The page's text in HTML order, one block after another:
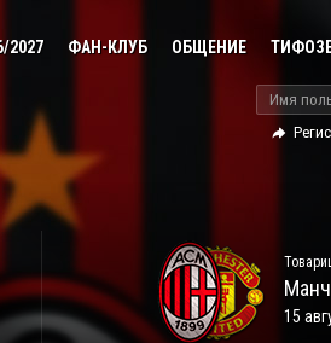
2027 ФАН-КЛУБ ОБЩЕНИЕ
15